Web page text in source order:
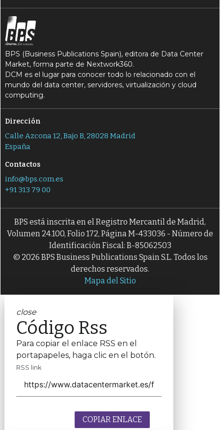
BPS (Business Publications Spain), editora de Data Center
Market, forma parte de Nextwork360.
DCM es el lugar para conocer todo lo relacionado con el
mundo del data center, servidores, virtualización y cloud
computing.
Dirección
Calle Azcona 12, Bajo B, 28028 Madrid
España
Contactos
info@bps.com.es
+91 313 79 00
BPS está inscrita en el Registro Mercantil de Madrid,
Volumen 24.100, Folio 172, Página M-433036 - Número de
Identificación Fiscal: B-85062503
© 2026 BPS Business Publications Spain S.L. Todos los
derechos reservados.
Mapa del Sitio
close
Código Rss
Para copiar el enlace RSS en el
portapapeles, haga clic en el botón.
RSS link
COPIAR ENLACE